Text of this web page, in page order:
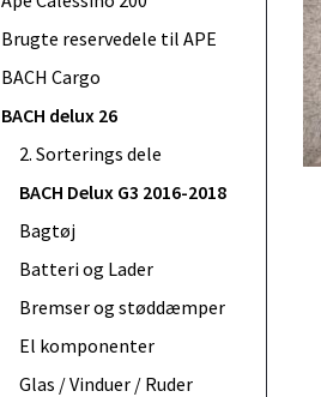
Brugte reservedele til APE
BACH Cargo
BACH delux 26
2. Sorterings dele
BACH Delux G3 2016-2018
Bagtøj
Batteri og Lader
Bremser og støddæmper
El komponenter
Glas / Vinduer / Ruder